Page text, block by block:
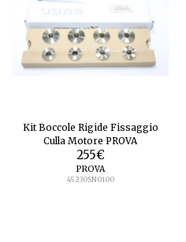
Kit Boccole Rigide Fissaggio
Culla Motore PROVA
255€
PROVA
45230SN0100